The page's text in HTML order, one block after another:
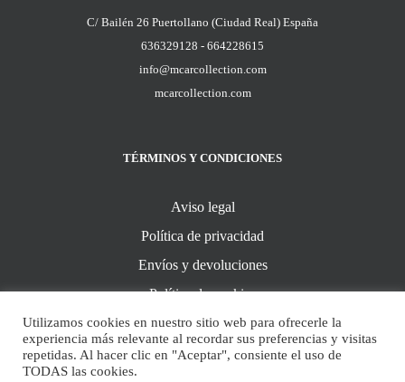
C/ Bailén 26 Puertollano (Ciudad Real) España
636329128 - 664228615
info@mcarcollection.com
mcarcollection.com
TÉRMINOS Y CONDICIONES
Aviso legal
Política de privacidad
Envíos y devoluciones
Política de cookies
© Copyright 2021 -
Utilizamos cookies en nuestro sitio web para ofrecerle la
experiencia más relevante al recordar sus preferencias y visitas
repetidas. Al hacer clic en "Aceptar", consiente el uso de
TODAS las cookies.